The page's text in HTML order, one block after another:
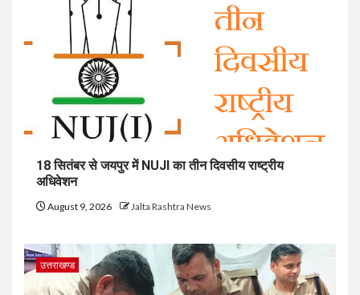
18 सितंबर से जयपुर में NUJI का तीन दिवसीय राष्ट्रीय
अधिवेशन
August 9, 2026 Jalta Rashtra News
उत्तराखण्ड